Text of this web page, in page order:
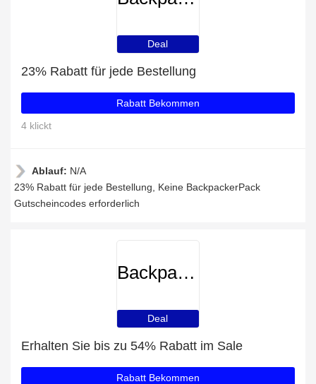
Deal
23% Rabatt für jede Bestellung
Rabatt Bekommen
4 klickt
Ablauf: N/A
23% Rabatt für jede Bestellung, Keine BackpackerPack
Gutscheincodes erforderlich
BackpackerPack
Deal
Erhalten Sie bis zu 54% Rabatt im Sale
Rabatt Bekommen